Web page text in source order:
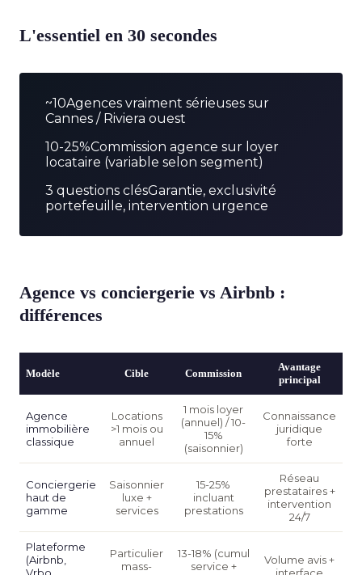
L'essentiel en 30 secondes
~10Agences vraiment sérieuses sur
Cannes / Riviera ouest
10-25%Commission agence sur loyer
locataire (variable selon segment)
3 questions clésGarantie, exclusivité
portefeuille, intervention urgence
Agence vs conciergerie vs Airbnb :
différences
Modèle Cible Commission
Avantage
principal
Agence
immobilière
classique
Locations
>1 mois ou
annuel
1 mois loyer
(annuel) / 10-
15%
(saisonnier)
Connaissance
juridique
forte
Conciergerie
haut de
gamme
Saisonnier
luxe +
services
15-25%
incluant
prestations
Réseau
prestataires +
intervention
24/7
Plateforme
(Airbnb,
Particulier
mass-
13-18% (cumul
service +
Volume avis +